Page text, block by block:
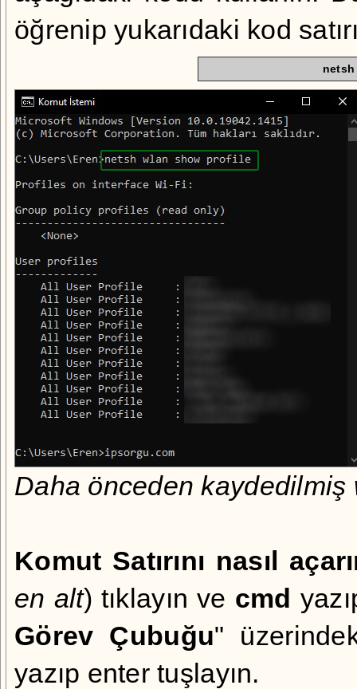
öğrenip yukarıdaki kod
Daha önceden kaydedilmiş
Komut Satırını nasıl
en alt) tıklayın ve cmd
Görev Çubuğu"
yazıp enter tuşlayın.